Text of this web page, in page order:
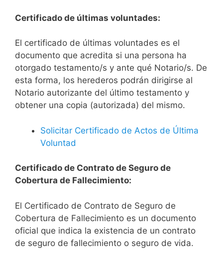
Certificado de últimas voluntades:
El certificado de últimas voluntades es el
documento que acredita si una persona ha
otorgado testamento/s y ante qué Notario/s. De
esta forma, los herederos podrán dirigirse al
Notario autorizante del último testamento y
obtener una copia (autorizada) del mismo.
Solicitar Certificado de Actos de Última
Voluntad
Certificado de Contrato de Seguro de
Cobertura de Fallecimiento:
El Certificado de Contrato de Seguro de
Cobertura de Fallecimiento es un documento
oficial que indica la existencia de un contrato
de seguro de fallecimiento o seguro de vida.